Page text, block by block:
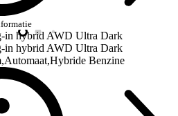
in hybrid AWD Ultra Dark
Automaat Hybride Benzine
in hybrid AWD Ultra Dark